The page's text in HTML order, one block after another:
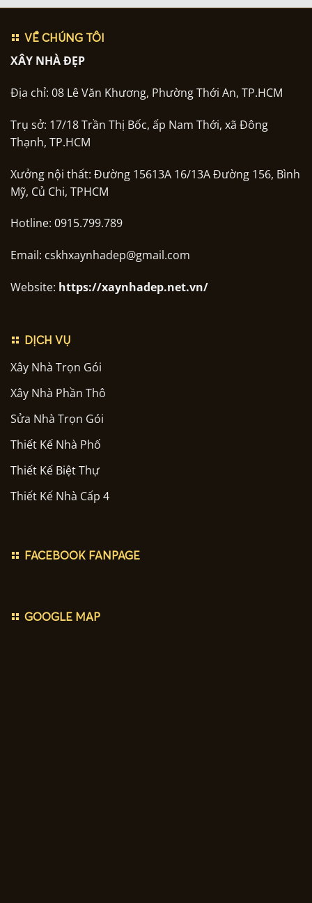
VỀ CHÚNG TÔI
XÂY NHÀ ĐẸP
Địa chỉ: 08 Lê Văn Khương, Phường Thới An, TP.HCM
Trụ sở: 17/18 Trần Thị Bốc, ấp Nam Thới, xã Đông
Thạnh, TP.HCM
Xưởng nội thất: Đường 15613A 16/13A Đường 156, Bình
Mỹ, Củ Chi, TPHCM
Hotline: 0915.799.789
Email: cskhxaynhadep@gmail.com
Website: https://xaynhadep.net.vn/
DỊCH VỤ
Xây Nhà Trọn Gói
Xây Nhà Phần Thô
Sửa Nhà Trọn Gói
Thiết Kế Nhà Phố
Thiết Kế Biệt Thự
Thiết Kế Nhà Cấp 4
FACEBOOK FANPAGE
GOOGLE MAP